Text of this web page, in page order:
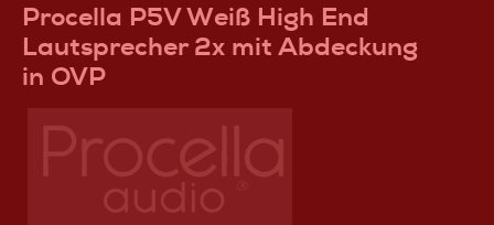
Procella P5V Weiß High End
Lautsprecher 2x mit Abdeckung
in OVP